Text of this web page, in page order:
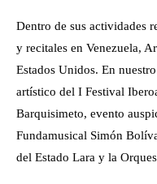
Dentro de sus actividades
y recitales en Venezuela,
Estados Unidos. En
artístico del I Festival
Barquisimeto, evento
Fundamusical Simón
del Estado Lara y la